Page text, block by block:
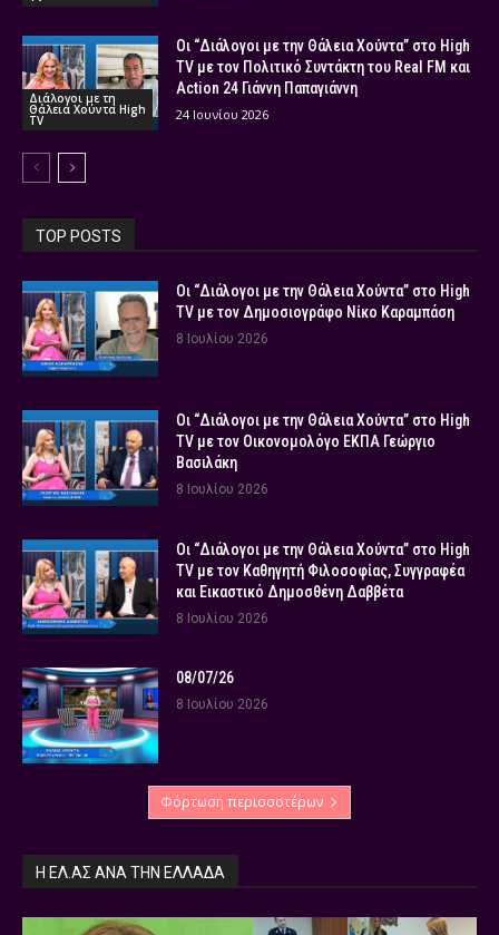
Διάλογοι με τη
Θάλεια Χούντα High
TV
Οι “Διάλογοι με την Θάλεια Χούντα” στο High
TV με τον Πολιτικό Συντάκτη του Real FM και
Action 24 Γιάννη Παπαγιάννη
24 Ιουνίου 2026
TOP POSTS
Οι “Διάλογοι με την Θάλεια Χούντα” στο High
TV με τον Δημοσιογράφο Νίκο Καραμπάση
8 Ιουλίου 2026
Οι “Διάλογοι με την Θάλεια Χούντα” στο High
TV με τον Οικονομολόγο ΕΚΠΑ Γεώργιο
Βασιλάκη
8 Ιουλίου 2026
Οι “Διάλογοι με την Θάλεια Χούντα” στο High
TV με τον Καθηγητή Φιλοσοφίας, Συγγραφέα
και Εικαστικό Δημοσθένη Δαββέτα
8 Ιουλίου 2026
08/07/26
8 Ιουλίου 2026
Φόρτωση περισσοτέρων
Η ΕΛ.ΑΣ ΑΝΆ ΤΗΝ ΕΛΛΆΔΑ